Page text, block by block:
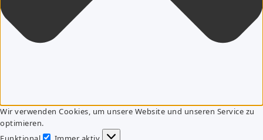
Wir verwenden Cookies, um unsere Website und unseren Service zu
optimieren.